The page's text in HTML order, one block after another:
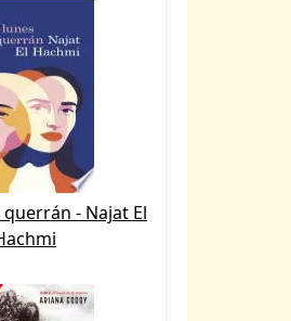
- Najat El